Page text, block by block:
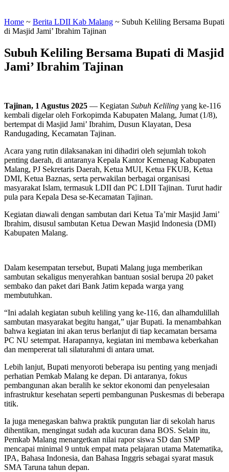
Home ~ Berita LDII Kab Malang ~ Subuh Keliling Bersama Bupati
di Masjid Jami’ Ibrahim Tajinan
Subuh Keliling Bersama Bupati di Masjid
Jami’ Ibrahim Tajinan
Tajinan, 1 Agustus 2025 — Kegiatan Subuh Keliling yang ke-116
kembali digelar oleh Forkopimda Kabupaten Malang, Jumat (1/8),
bertempat di Masjid Jami’ Ibrahim, Dusun Klayatan, Desa
Randugading, Kecamatan Tajinan.
Acara yang rutin dilaksanakan ini dihadiri oleh sejumlah tokoh
penting daerah, di antaranya Kepala Kantor Kemenag Kabupaten
Malang, PJ Sekretaris Daerah, Ketua MUI, Ketua FKUB, Ketua
DMI, Ketua Baznas, serta perwakilan berbagai organisasi
masyarakat Islam, termasuk LDII dan PC LDII Tajinan. Turut hadir
pula para Kepala Desa se-Kecamatan Tajinan.
Kegiatan diawali dengan sambutan dari Ketua Ta’mir Masjid Jami’
Ibrahim, disusul sambutan Ketua Dewan Masjid Indonesia (DMI)
Kabupaten Malang.
Dalam kesempatan tersebut, Bupati Malang juga memberikan
sambutan sekaligus menyerahkan bantuan sosial berupa 20 paket
sembako dan paket dari Bank Jatim kepada warga yang
membutuhkan.
“Ini adalah kegiatan subuh keliling yang ke-116, dan alhamdulillah
sambutan masyarakat begitu hangat,” ujar Bupati. Ia menambahkan
bahwa kegiatan ini akan terus berlanjut di tiap kecamatan bersama
PC NU setempat. Harapannya, kegiatan ini membawa keberkahan
dan mempererat tali silaturahmi di antara umat.
Lebih lanjut, Bupati menyoroti beberapa isu penting yang menjadi
perhatian Pemkab Malang ke depan. Di antaranya, fokus
pembangunan akan beralih ke sektor ekonomi dan penyelesaian
infrastruktur kesehatan seperti pembangunan Puskesmas di beberapa
titik.
Ia juga menegaskan bahwa praktik pungutan liar di sekolah harus
dihentikan, mengingat sudah ada kucuran dana BOS. Selain itu,
Pemkab Malang menargetkan nilai rapor siswa SD dan SMP
mencapai minimal 9 untuk empat mata pelajaran utama Matematika,
IPA, Bahasa Indonesia, dan Bahasa Inggris sebagai syarat masuk
SMA Taruna tahun depan.